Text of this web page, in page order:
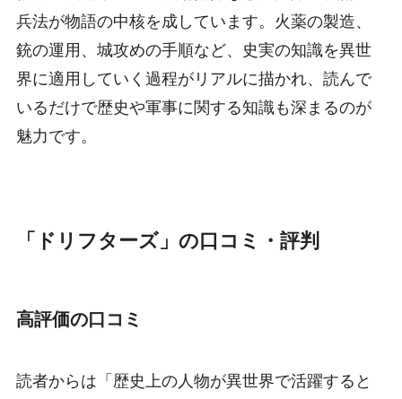
兵法が物語の中核を成しています。火薬の製造、
銃の運用、城攻めの手順など、史実の知識を異世
界に適用していく過程がリアルに描かれ、読んで
いるだけで歴史や軍事に関する知識も深まるのが
魅力です。
「ドリフターズ」の口コミ・評判
高評価の口コミ
読者からは「歴史上の人物が異世界で活躍すると